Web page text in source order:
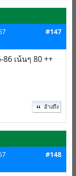
#147
เน้นๆ 80 ++
อ้างถึง
#148